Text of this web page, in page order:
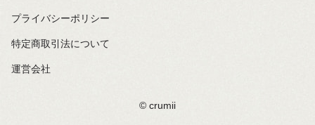
プライバシーポリシー
特定商取引法について
運営会社
©️ crumii